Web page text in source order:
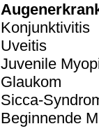
Konjunktivitis
Uveitis
Juvenile
Glaukom
Sicca-
Beginnende